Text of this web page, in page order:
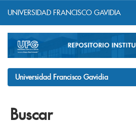
navigation
UNIVERSIDAD FRANCISCO GAVIDIA
Universidad Francisco Gavidia
Buscar